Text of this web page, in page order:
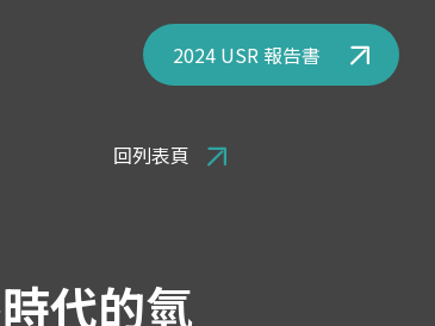
2024 USR 報告書
回列表頁
代的氫